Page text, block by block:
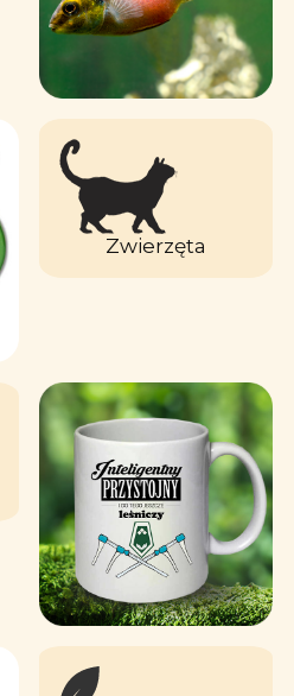
Zwierzęta